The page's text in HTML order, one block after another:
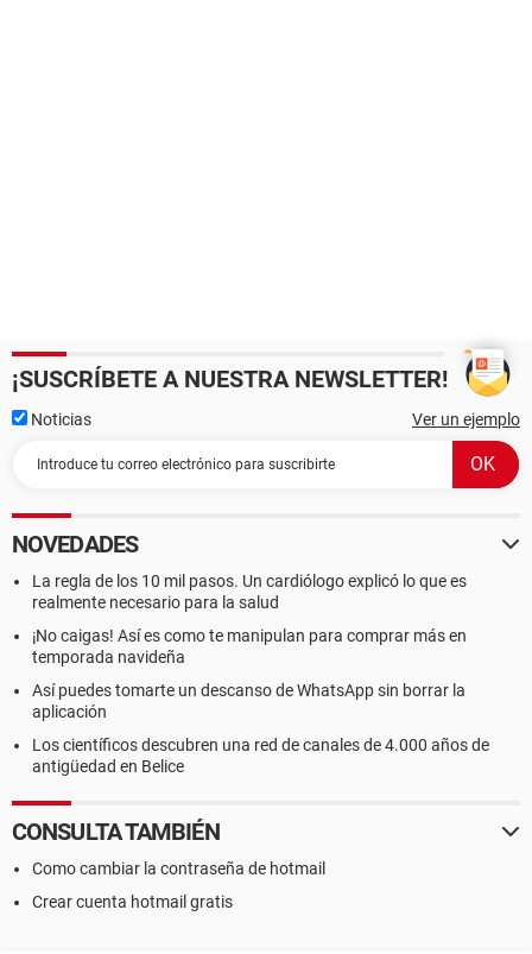
¡SUSCRÍBETE A NUESTRA NEWSLETTER!
Noticias Ver un ejemplo
NOVEDADES
La regla de los 10 mil pasos. Un cardiólogo explicó lo que es
realmente necesario para la salud
¡No caigas! Así es como te manipulan para comprar más en
temporada navideña
Así puedes tomarte un descanso de WhatsApp sin borrar la
aplicación
Los científicos descubren una red de canales de 4.000 años de
antigüedad en Belice
CONSULTA TAMBIÉN
Como cambiar la contraseña de hotmail
Crear cuenta hotmail gratis